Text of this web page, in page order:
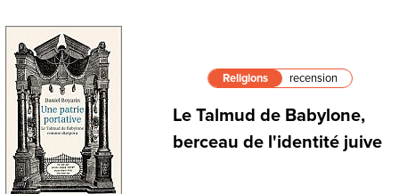
Religions recension
Le Talmud de Babylone,
berceau de l'identité juive